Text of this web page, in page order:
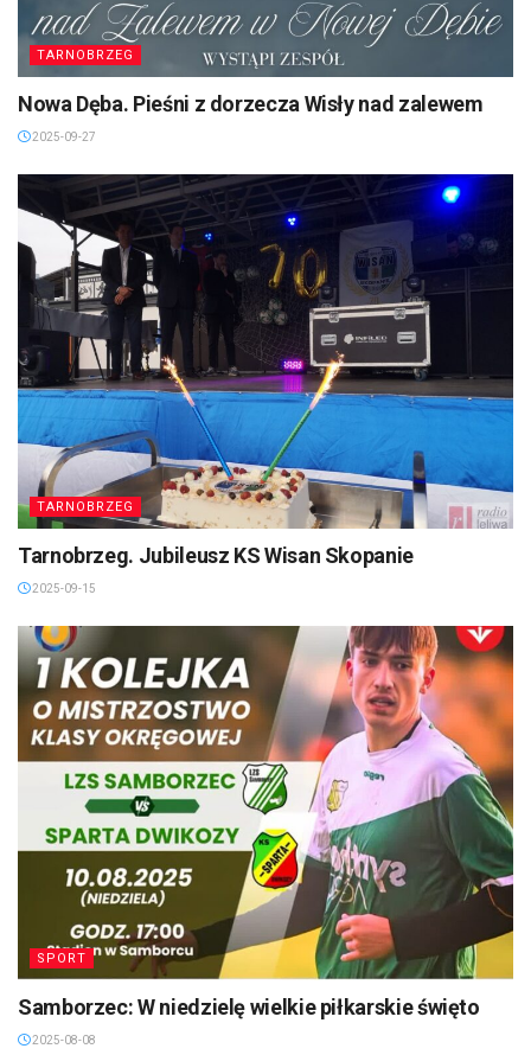
TARNOBRZEG
Nowa Dęba. Pieśni z dorzecza Wisły nad zalewem
2025-09-27
TARNOBRZEG
Tarnobrzeg. Jubileusz KS Wisan Skopanie
2025-09-15
SPORT
Samborzec: W niedzielę wielkie piłkarskie święto
2025-08-08